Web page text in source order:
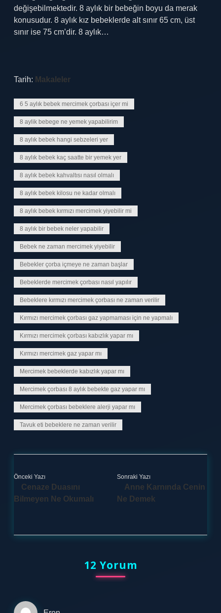
değişebilmektedir. 8 aylık bir bebeğin boyu da merak
konusudur. 8 aylık kız bebeklerde alt sınır 65 cm, üst
sınır ise 75 cm’dir. 8 aylık…
Tarih: Makaleler
6 5 aylık bebek mercimek çorbası içer mi
8 aylik bebege ne yemek yapabilirim
8 aylık bebek hangi sebzeleri yer
8 aylık bebek kaç saatte bir yemek yer
8 aylık bebek kahvaltısı nasıl olmalı
8 aylık bebek kilosu ne kadar olmalı
8 aylık bebek kırmızı mercimek yiyebilir mi
8 aylık bir bebek neler yapabilir
Bebek ne zaman mercimek yiyebilir
Bebekler çorba içmeye ne zaman başlar
Bebeklerde mercimek çorbası nasıl yapılır
Bebeklere kırmızı mercimek çorbası ne zaman verilir
Kırmızı mercimek çorbası gaz yapmaması için ne yapmalı
Kırmızı mercimek çorbası kabızlık yapar mı
Kırmızı mercimek gaz yapar mı
Mercimek bebeklerde kabızlık yapar mı
Mercimek çorbası 8 aylık bebekte gaz yapar mı
Mercimek çorbası bebeklere alerji yapar mı
Tavuk eti bebeklere ne zaman verilir
Önceki Yazı
Cenaze Duasını
Bilmeyen Ne Okumalı
Sonraki Yazı
Anne Karnında Cenin
Ne Demek
12 Yorum